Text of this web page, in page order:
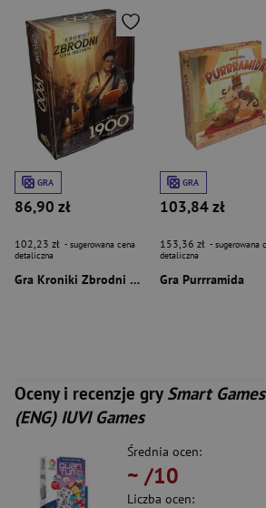
GRA
86,90 zł
102,23 zł - sugerowana cena
detaliczna
Gra Kroniki Zbrodni 1900
GRA
103,84 zł
153,36 zł - sugerowana
detaliczna
Gra Purrramida
Oceny i recenzje gry Smart
(ENG) IUVI Games
Średnia ocen:
~ /10
Liczba ocen: